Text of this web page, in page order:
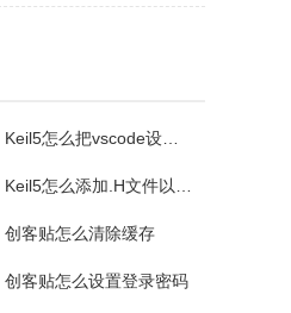
Keil5怎么把vscode设置外部编辑器
Keil5怎么添加.H文件以及Keil5添加.H文件的方法
创客贴怎么清除缓存
创客贴怎么设置登录密码